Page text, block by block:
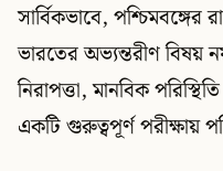
সার্বিকভাবে,
ভারতের অভ্যন্তরীণ বিষয়
নিরাপত্তা, মানবিক
একটি গুরুত্বপূর্ণ পরীক্ষায়